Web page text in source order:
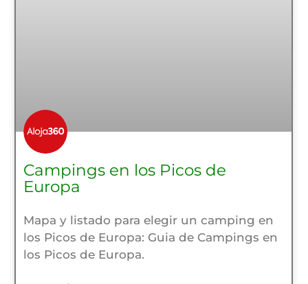
Campings en los Picos de
Europa
Mapa y listado para elegir un camping en
los Picos de Europa: Guia de Campings en
los Picos de Europa.